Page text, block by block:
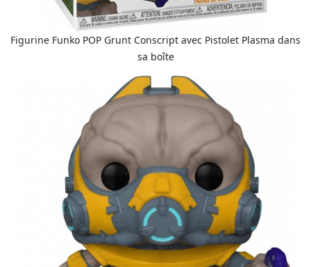
Figurine Funko POP Grunt Conscript avec Pistolet Plasma dans
sa boîte